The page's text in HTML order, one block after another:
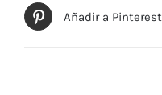
Añadir a Pinterest